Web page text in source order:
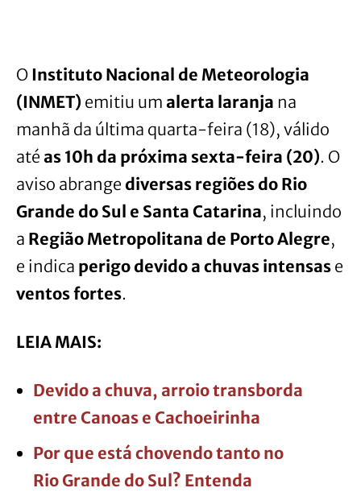
O Instituto Nacional de Meteorologia
(INMET) emitiu um alerta laranja na
manhã da última quarta-feira (18), válido
até as 10h da próxima sexta-feira (20). O
aviso abrange diversas regiões do Rio
Grande do Sul e Santa Catarina, incluindo
a Região Metropolitana de Porto Alegre,
e indica perigo devido a chuvas intensas e
ventos fortes.
LEIA MAIS:
Devido a chuva, arroio transborda
entre Canoas e Cachoeirinha
Por que está chovendo tanto no
Rio Grande do Sul? Entenda